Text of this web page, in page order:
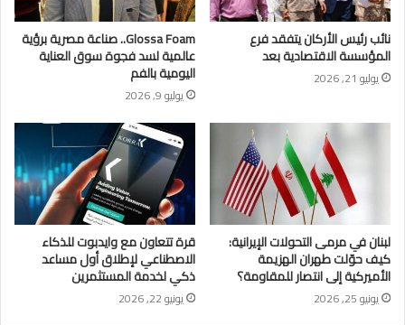
نائب رئيس الأركان يتفقد فرع
المؤسسة الاقتصادية بعد
يوليو 21, 2026
Glossa Foam.. صناعة مصرية برؤية
عالمية لسد فجوة سوق العناية
اليومية بالفم
يوليو 9, 2026
لبنان في مرمى التحولات الإيرانية:
كيف حوّلت طهران الهزيمة
الأميركية إلى انتصار للمقاومة؟
يونيو 25, 2026
قرة تتعاون مع وايدبوت للذكاء
الاصطناعي لإطلاق أول مساعد
ذكي لخدمة المستثمرين
يونيو 22, 2026